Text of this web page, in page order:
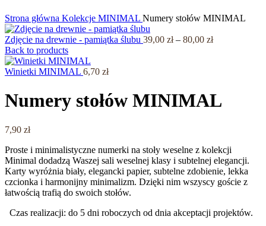
Strona główna Kolekcje MINIMAL Numery stołów MINIMAL
Zdjęcie na drewnie - pamiątka ślubu 39,00 zł– 80,00 zł
Back to products
Winietki MINIMAL 6,70 zł
Numery stołów MINIMAL
7,90 zł
Proste i minimalistyczne numerki na stoły weselne z kolekcji
Minimal dodadzą Waszej sali weselnej klasy i subtelnej elegancji.
Karty wyróżnia biały, elegancki papier, subtelne zdobienie, lekka
czcionka i harmonijny minimalizm. Dzięki nim wszyscy goście z
łatwością trafią do swoich stołów.
Czas realizacji: do 5 dni roboczych od dnia akceptacji projektów.